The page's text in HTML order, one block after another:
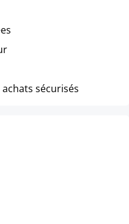
sécurisés